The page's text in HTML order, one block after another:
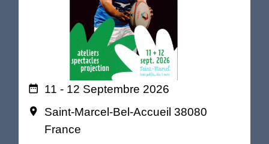
date_range 11 - 12 Septembre 2026
room
Saint-Marcel-Bel-Accueil 38080
France